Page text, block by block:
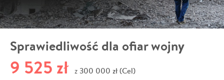
Sprawiedliwość dla ofiar wojny
9 525 zł z 300 000 zł (Cel)